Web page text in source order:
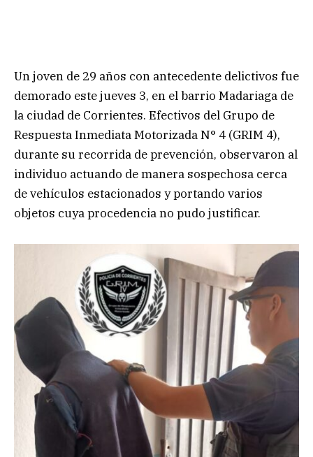
Un joven de 29 años con antecedente delictivos fue
demorado este jueves 3, en el barrio Madariaga de
la ciudad de Corrientes. Efectivos del Grupo de
Respuesta Inmediata Motorizada N° 4 (GRIM 4),
durante su recorrida de prevención, observaron al
individuo actuando de manera sospechosa cerca
de vehículos estacionados y portando varios
objetos cuya procedencia no pudo justificar.